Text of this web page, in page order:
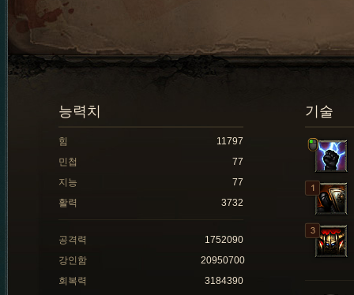
기술
능력치
힘
11797
민첩
77
지능
77
활력
3732
공격력
1752090
강인함
20950700
회복력
3184390